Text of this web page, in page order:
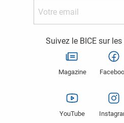
Suivez le BICE sur
Magazine
YouTube